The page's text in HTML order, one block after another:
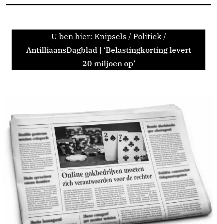
U ben hier: Knipsels / Politiek /
AntilliaansDagblad | ‘Belastingkorting levert
20 miljoen op’